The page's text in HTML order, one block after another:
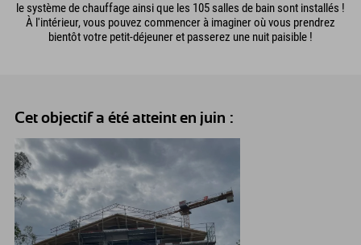
le système de chauffage ainsi que les 105 salles de bain sont installés !
À l'intérieur, vous pouvez commencer à imaginer où vous prendrez
bientôt votre petit-déjeuner et passerez une nuit paisible !
Cet objectif a été atteint en juin :